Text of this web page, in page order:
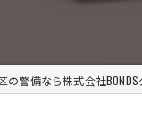
の警備なら株式会社